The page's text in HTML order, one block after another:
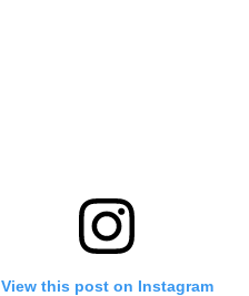
View this post on Instagram